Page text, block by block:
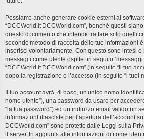
Possiamo anche generare cookie esterni al
“DCCWorld.it DCCWorld.com”, benché questi
questo documento che intende trattare solo quelli
secondo metodo di raccolta delle tue informazioni
inserisci volontariamente. Con questo sono intesi e
messaggi come utente ospite (in seguito “messaggi
“DCCWorld.it DCCWorld.com” (in seguito “il tuo
dopo la registrazione e l’accesso (in seguito “i tuoi
Il tuo account avrà, di base, un unico nome
nome utente”), una password da usare per
“la tua password”) ed un indirizzo email valido (in
informazioni rilasciate per l’apertura dell’account
DCCWorld.com” sono protette dalle Leggi sulla
il server. In aggiunta alle informazioni di nome